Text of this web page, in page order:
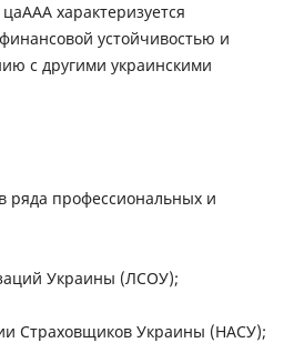
характеризуется
устойчивостью и
с другими украинскими
ряда профессиональных и
Украины (ЛСОУ);
Страховщиков Украины (НАСУ);